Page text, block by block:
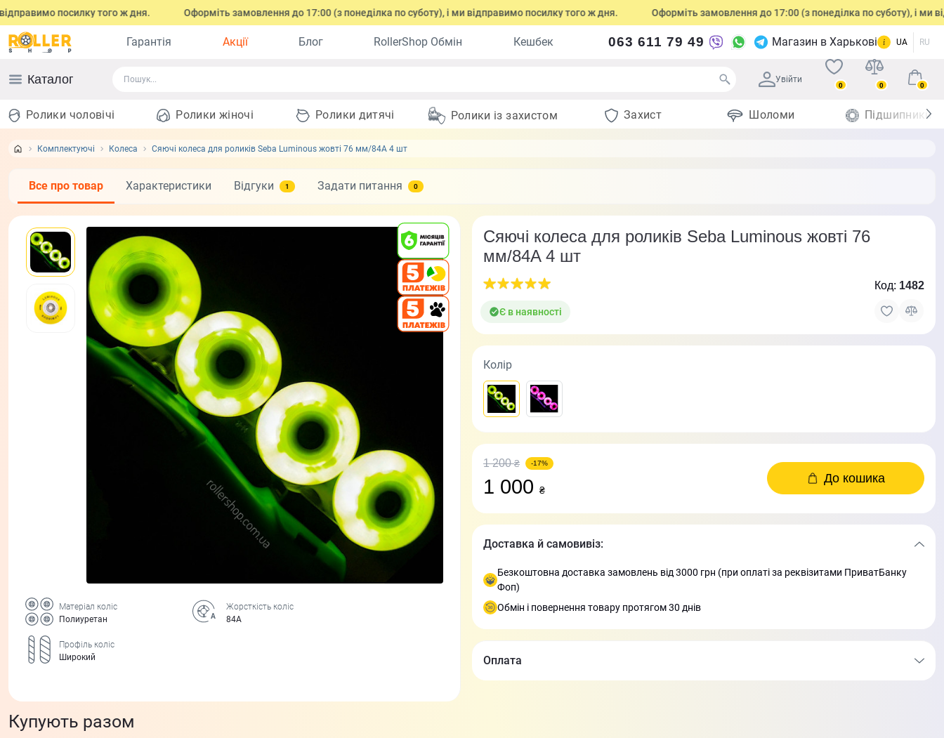
посилку того ж дня. Оформіть замовлення до 17:00 (з понеділка по суботу), і ми відправимо посилку того ж дня. Оформіть замовлення до 17:00 (з понеділка по суботу), і ми
Гарантія Акції Блог RollerShop Обмін Кешбек 063 611 79 49 Магазин в Харькові UA RU
Каталог Увійти
0 0 0
Ролики чоловічі Ролики жіночі Ролики дитячі Ролики із захистом Захист Шоломи Підшипники
Комплектуючі Колеса Сяючі колеса для роликів Seba Luminous жовті 76 мм/84A 4 шт
Все про товар Характеристики Відгуки 1 Задати питання 0
Матеріал коліс
Полиуретан
Жорсткість коліс
84А
Профіль коліс
Широкий
Сяючі колеса для роликів Seba Luminous жовті 76
мм/84A 4 шт
Є в наявності
Код: 1482
Колір
1 200₴ -17%
1 000 ₴
До кошика
Доставка й самовивіз:
Безкоштовна доставка замовлень від 3000 грн (при оплаті за реквізитами ПриватБанку
Фоп)
Обмін і повернення товару протягом 30 днів
Оплата
Купують разом